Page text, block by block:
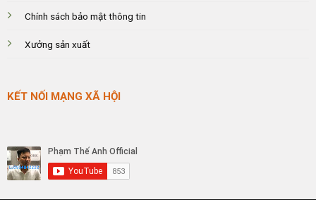
Chính sách bảo mật thông tin
Xưởng sản xuất
KẾT NỐI MẠNG XÃ HỘI